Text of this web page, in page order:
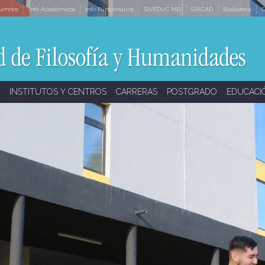
Info Académicos Info Funcionarios SIVEDUC MD SIACAD Biblioteca
INSTITUTOS Y CENTROS CARRERAS POSTGRADO